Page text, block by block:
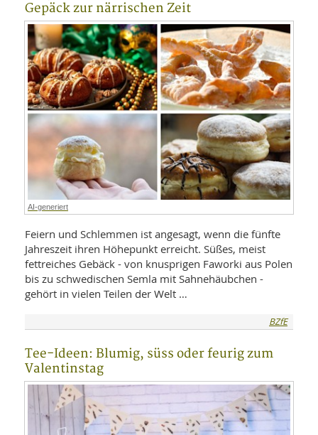
Gepäck zur närrischen Zeit
AI-generiert
Feiern und Schlemmen ist angesagt, wenn die fünfte
Jahreszeit ihren Höhepunkt erreicht. Süßes, meist
fettreiches Gebäck - von knusprigen Faworki aus Polen
bis zu schwedischen Semla mit Sahnehäubchen -
gehört in vielen Teilen der Welt …
BZfE
Tee-Ideen: Blumig, süss oder feurig zum
Valentinstag